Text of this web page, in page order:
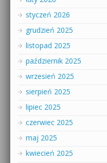
styczeń 2026
grudzień 2025
listopad 2025
październik 2025
wrzesień 2025
sierpień 2025
lipiec 2025
czerwiec 2025
maj 2025
kwiecień 2025